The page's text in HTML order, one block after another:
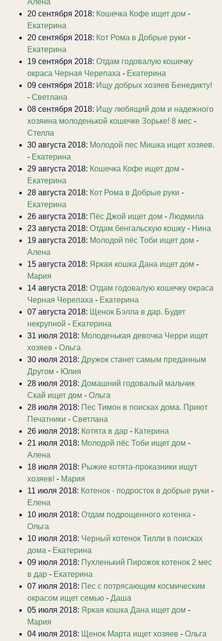
Алена
20 сентября 2018: Кошечка Кофе ищет дом -
Екатерина
20 сентября 2018: Кот Рома в Добрые руки -
Екатерина
19 сентября 2018: Отдам годовалую кошечку
окраса Черная Черепаха - Екатерина
09 сентября 2018: Ищу добрых хозяев Бенедикту!
- Светлана
08 сентября 2018: Ищу любящий дом и надежного
хозяина молоденькой кошечке Зорьке! 8 мес -
Стелла
30 августа 2018: Молодой пес Мишка ищет хозяев.
- Екатерина
29 августа 2018: Кошечка Кофе ищет дом -
Екатерина
28 августа 2018: Кот Рома в Добрые руки -
Екатерина
26 августа 2018: Пёс Джой ищет дом - Людмила
23 августа 2018: Отдам бенгальскую кошку - Нина
19 августа 2018: Молодой пёс Тоби ищет дом -
Алена
15 августа 2018: Яркая кошка Дана ищет дом -
Мария
14 августа 2018: Отдам годовалую кошечку окраса
Черная Черепаха - Екатерина
07 августа 2018: Щенок Бэлла в дар. Будет
некрупной - Екатерина
31 июля 2018: Молоденькая девочка Черри ищет
хозяев - Ольга
30 июля 2018: Дружок станет самым преданным
Другом - Юлия
28 июля 2018: Домашний годовалый мальчик
Скай ищет дом - Ольга
28 июля 2018: Пес Тимон в поисках дома. Приют
Печатники - Светлана
26 июля 2018: Котята в дар - Катерина
21 июля 2018: Молодой пёс Тоби ищет дом -
Алена
18 июля 2018: Рыжие котята-проказники ищут
хозяев! - Мария
11 июля 2018: Котенок - подросток в добрые руки -
Елена
10 июля 2018: Отдам подрощенного котенка -
Ольга
10 июля 2018: Черный котенок Тилли в поисках
дома - Екатерина
09 июля 2018: Пухленький Пирожок котенок 2 мес
в дар - Екатерина
07 июля 2018: Пес с потрясающим космическим
окрасом ищет семью - Даша
05 июля 2018: Яркая кошка Дана ищет дом -
Мария
04 июля 2018: Щенок Марта ищет хозяев - Ольга